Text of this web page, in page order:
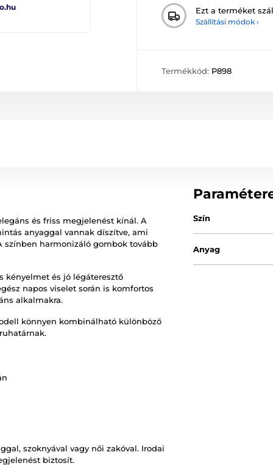
Ezt a terméket
Szállítási módok ›
Termékkód: P898
és friss megjelenést kínál. A
anyaggal vannak díszítve, ami
színben harmonizáló gombok tovább
kényelmet és jó légáteresztő
napos viselet során is komfortos
alkalmakra.
könnyen kombinálható különböző
szoknyával vagy női zakóval. Irodai
biztosít.
Szín
Anyag